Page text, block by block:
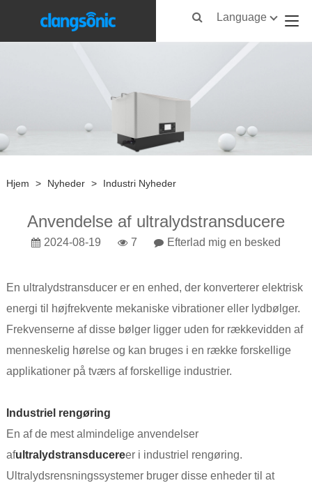
Language
Hjem > Nyheder > Industri Nyheder
Anvendelse af ultralydstransducere
2024-08-19 7 Efterlad mig en besked
En ultralydstransducer er en enhed, der konverterer elektrisk
energi til højfrekvente mekaniske vibrationer eller lydbølger.
Frekvenserne af disse bølger ligger uden for rækkevidden af ​​
menneskelig hørelse og kan bruges i en række forskellige
applikationer på tværs af forskellige industrier.
Industriel rengøring
En af de mest almindelige anvendelser
afultralydstransducereer i industriel rengøring.
Ultralydsrensningssystemer bruger disse enheder til at